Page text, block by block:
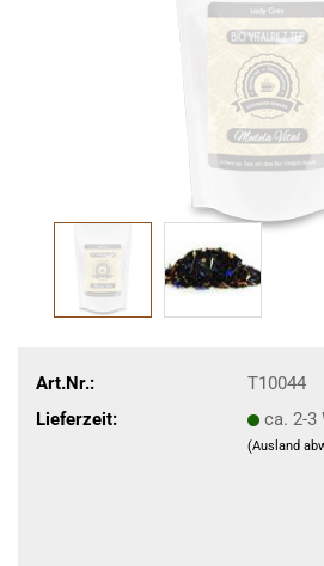
Art.Nr.:
T10044
Lieferzeit:
ca. 2-3
(Ausland